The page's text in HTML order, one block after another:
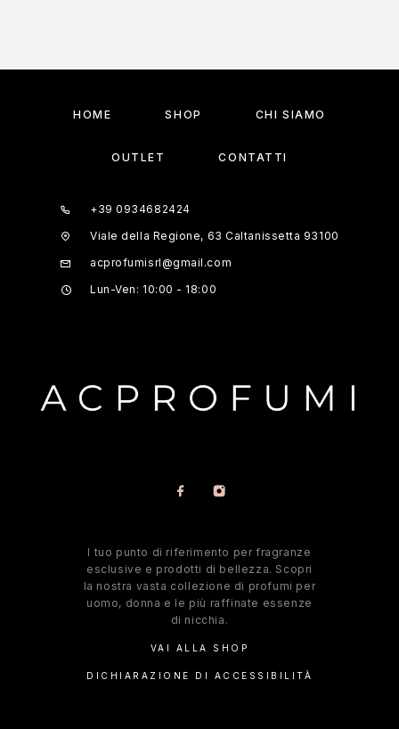
HOME SHOP CHI SIAMO
OUTLET CONTATTI
+39 0934682424
Viale della Regione, 63 Caltanissetta 93100
acprofumisrl@gmail.com
Lun-Ven: 10:00 - 18:00
l tuo punto di riferimento per fragranze
esclusive e prodotti di bellezza. Scopri
la nostra vasta collezione di profumi per
uomo, donna e le più raffinate essenze
di nicchia.
VAI ALLA SHOP
DICHIARAZIONE DI ACCESSIBILITÀ